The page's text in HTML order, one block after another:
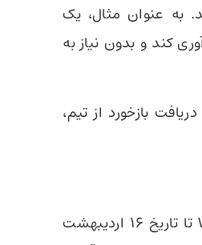
به عنوان مثال، یک
کند و بدون نیاز به
بازخورد از تیم،
شرکت OpenAI اعلام کرده است که قابلیت Workspace Agents تا تاریخ ۱۶ اردیبهشت